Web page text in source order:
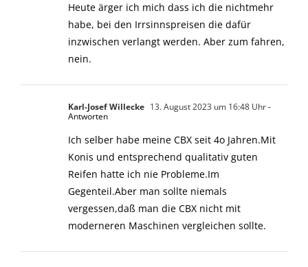
Heute ärger ich mich dass ich die nichtmehr
habe, bei den Irrsinnspreisen die dafür
inzwischen verlangt werden. Aber zum fahren,
nein.
Karl-Josef Willecke 13. August 2023 um 16:48 Uhr-
Antworten
Ich selber habe meine CBX seit 4o Jahren.Mit
Konis und entsprechend qualitativ guten
Reifen hatte ich nie Probleme.Im
Gegenteil.Aber man sollte niemals
vergessen,daß man die CBX nicht mit
moderneren Maschinen vergleichen sollte.